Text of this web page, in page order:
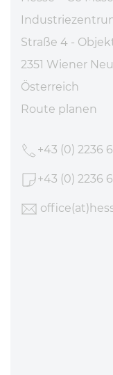
Straße 4 -
2351 Wiener
Österreich
Route planen
+43 (0) 2236
+43 (0) 2236
office